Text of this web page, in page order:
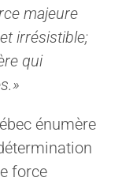
majeure
irrésistible;
qui
énumère
force